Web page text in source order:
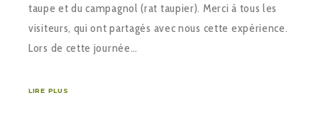
taupe et du campagnol (rat taupier). Merci à tous les
visiteurs, qui ont partagés avec nous cette expérience.
Lors de cette journée…
LIRE PLUS